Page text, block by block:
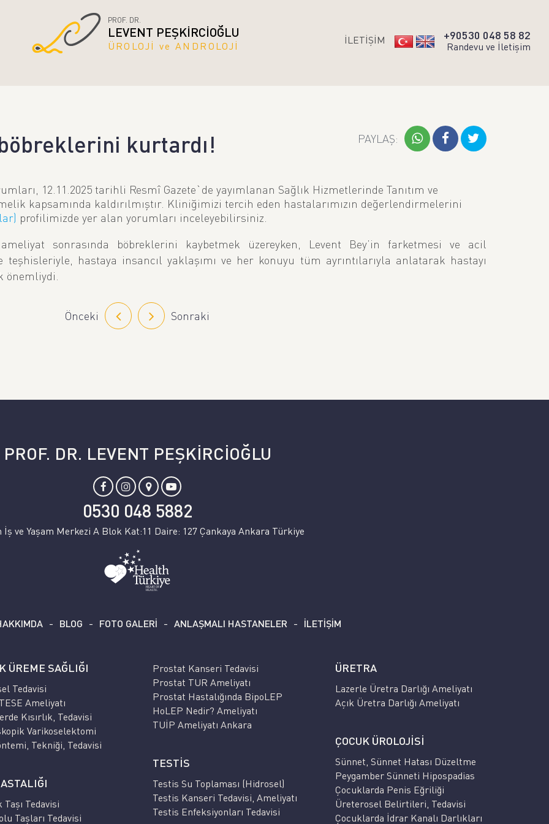
PROF. DR.
LEVENT PEŞKİRCİOĞLU
ÜROLOJİ ve ANDROLOJİ
+90530 048 58 82
Randevu ve İletişim
İLETİŞİM
kurtardı!
12.11.2025 tarihli Resmî Gazete`de yayımlanan Sağlık Hizmetlerinde Tanıtım ve
kapsamında kaldırılmıştır. Kliniğimizi tercih eden hastalarımızın değerlendirmelerini
profilimizde yer alan yorumları inceleyebilirsiniz.
sonrasında böbreklerini kaybetmek üzereyken, Levent Bey’in farketmesi ve acil
teşhisleriyle, hastaya insancıl yaklaşımı ve her konuyu tüm ayrıntılarıyla anlatarak hastayı
Önceki Sonraki
PROF. DR. LEVENT PEŞKİRCİOĞLU
0530 048 5882
İş ve Yaşam Merkezi A Blok Kat:11 Daire: 127 Çankaya Ankara Türkiye
BLOG FOTO GALERİ ANLAŞMALI HASTANELER İLETİŞİM
ÜREME SAĞLIĞI
Tedavisi
Ameliyatı
Kısırlık, Tedavisi
Varikoselektomi
Tekniği, Tedavisi
Tedavisi
Taşları Tedavisi
Prostat Kanseri Tedavisi
Prostat TUR Ameliyatı
Prostat Hastalığında BipoLEP
HoLEP Nedir? Ameliyatı
TUİP Ameliyatı Ankara
TESTİS
Testis Su Toplaması (Hidrosel)
Testis Kanseri Tedavisi, Ameliyatı
Testis Enfeksiyonları Tedavisi
ÜRETRA
Lazerle Üretra Darlığı Ameliyatı
Açık Üretra Darlığı Ameliyatı
ÇOCUK ÜROLOJİSİ
Sünnet, Sünnet Hatası Düzeltme
Peygamber Sünneti Hipospadias
Çocuklarda Penis Eğriliği
Üreterosel Belirtileri, Tedavisi
Çocuklarda İdrar Kanalı Darlıkları